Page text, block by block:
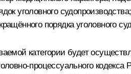
уголовного
порядка уголовного
категории будет
процессуального